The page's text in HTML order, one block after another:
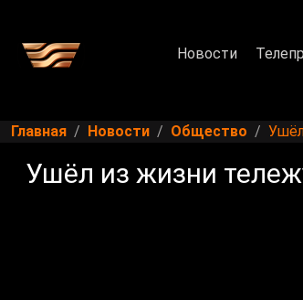
Новости
Главная Новости Общество
Ушёл из жизни